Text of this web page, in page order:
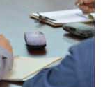
培训集锦
中心介绍
联系我们